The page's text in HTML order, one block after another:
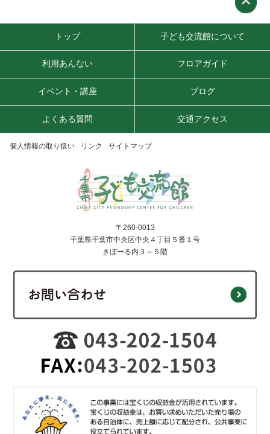
トップ 子ども交流館について
利用あんない フロアガイド
イベント・講座 ブログ
よくある質問 交通アクセス
個人情報の取り扱い リンク サイトマップ
〒260-0013
千葉県千葉市中央区中央４丁目５番１号
きぼーる内３～５階